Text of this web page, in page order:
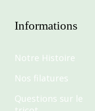
Informations
Notre Histoire
Nos filatures
Questions sur le